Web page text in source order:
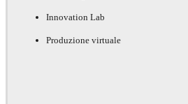
Innovation Lab
Produzione virtuale